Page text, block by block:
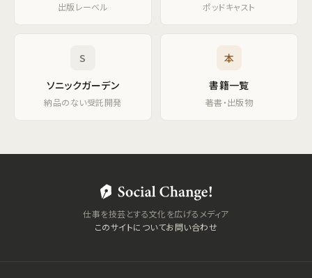
出版レーベル ポッドキャスト
S
ソニックガーデン
納品のない受託開発
本
書籍一覧
著書・出版物
仕事を技芸とする文化を広げるメディア
このサイトについてお問い合わせ